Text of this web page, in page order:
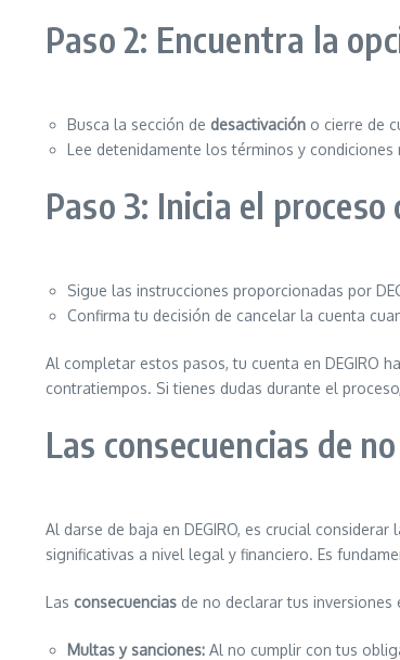
Paso 2: Encuentra la
Busca la sección de desactivación o cierre de
Lee detenidamente los términos y
Paso 3: Inicia el proceso
Sigue las instrucciones proporcionadas por
Confirma tu decisión de cancelar la cuenta
Al completar estos pasos, tu cuenta en DEGIRO
contratiempos. Si tienes dudas durante el
Las consecuencias de
Al darse de baja en DEGIRO, es crucial
significativas a nivel legal y financiero. Es
Las consecuencias de no declarar tus inversiones
Multas y sanciones: Al no cumplir con tus